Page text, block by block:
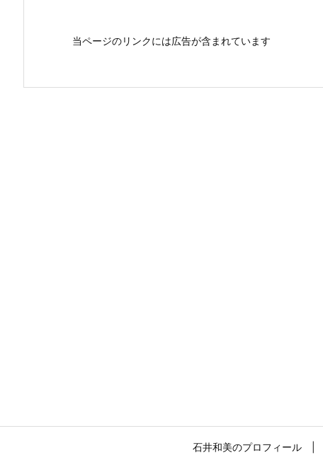
当ページのリンクには広告が含まれています
石井和美のプロフィール